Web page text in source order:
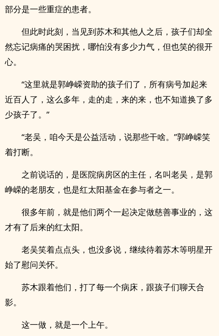
部分是一些重症的患者。
但此时此刻，当见到苏木和其他人之后，孩子们却全
然忘记病痛的哭困扰，哪怕没有多少力气，但也笑的很开
心。
“这里就是郭峥嵘资助的孩子们了，所有病号加起来
近百人了，这么多年，走的走，来的来，也不知道换了多
少孩子了。”
“老吴，咱今天是公益活动，说那些干啥。”郭峥嵘笑
着打断。
之前说话的，是医院病房区的主任，名叫老吴，是郭
峥嵘的老朋友，也是红太阳基金在参与者之一。
很多年前，就是他们两个一起决定做慈善事业的，这
才有了后来的红太阳。
老吴笑着点点头，也没多说，继续待着苏木等明星开
始了慰问关怀。
苏木跟着他们，打了每一个病床，跟孩子们聊天合
影。
这一做，就是一个上午。